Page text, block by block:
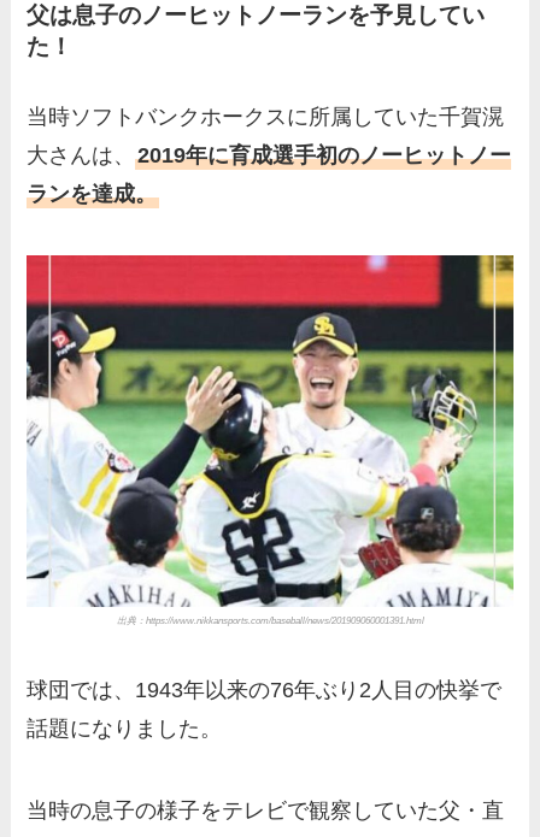
父は息子のノーヒットノーランを予見してい
た！
当時ソフトバンクホークスに所属していた千賀滉
大さんは、2019年に育成選手初のノーヒットノー
ランを達成。
出典：https://www.nikkansports.com/baseball/news/201909060001391.html
球団では、1943年以来の76年ぶり2人目の快挙で
話題になりました。
当時の息子の様子をテレビで観察していた父・直